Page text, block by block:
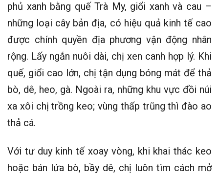
phủ xanh bằng quế Trà My, giổi xanh và cau –
những loại cây bản địa, có hiệu quả kinh tế cao
được chính quyền địa phương vận động nhân
rộng. Lấy ngắn nuôi dài, chị xen canh hợp lý. Khi
quế, giổi cao lớn, chị tận dụng bóng mát để thả
bò, dê, heo, gà. Ngoài ra, những khu vực đồi núi
xa xôi chị trồng keo; vùng thấp trũng thì đào ao
thả cá.
Với tư duy kinh tế xoay vòng, khi khai thác keo
hoặc bán lứa bò, bầy dê, chị luôn tìm cách mở